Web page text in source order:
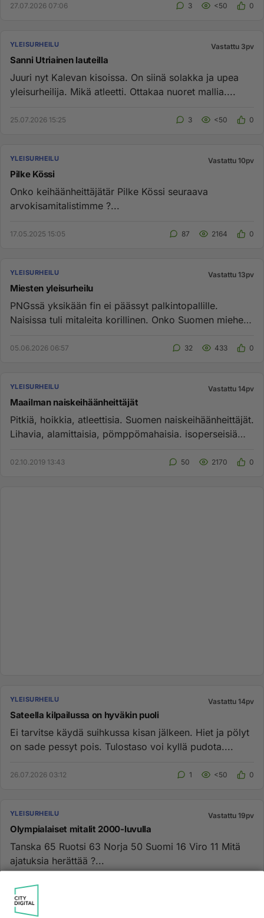
27.07.2026 07:06 3 <50 0
YLEISURHEILU Vastattu 3pv
Sanni Utriainen lauteilla
Juuri nyt Kalevan kisoissa. On siinä solakka ja upea
yleisurheilija. Mikä atleetti. Ottakaa nuoret mallia....
25.07.2026 15:25 3 <50 0
YLEISURHEILU Vastattu 10pv
Pilke Kössi
Onko keihäänheittäjätär Pilke Kössi seuraava
arvokisamitalistimme ?...
17.05.2025 15:05 87 2164 0
YLEISURHEILU Vastattu 13pv
Miesten yleisurheilu
PNGssä yksikään fin ei päässyt palkintopallille.
Naisissa tuli mitaleita korillinen. Onko Suomen miehet
05.06.2026 06:57 32 433 0
YLEISURHEILU Vastattu 14pv
Maailman naiskeihäänheittäjät
Pitkiä, hoikkia, atleettisia. Suomen naiskeihäänheittäjät.
Lihavia, alamittaisia, pömppömahaisia. isoperseisiä
02.10.2019 13:43 50 2170 0
YLEISURHEILU Vastattu 14pv
Sateella kilpailussa on hyväkin puoli
Ei tarvitse käydä suihkussa kisan jälkeen. Hiet ja pölyt
on sade pessyt pois. Tulostaso voi kyllä pudota....
26.07.2026 03:12 1 <50 0
YLEISURHEILU Vastattu 19pv
Olympialaiset mitalit 2000-luvulla
Tanska 65 Ruotsi 63 Norja 50 Suomi 16 Viro 11 Mitä
ajatuksia herättää ?...
30.05.2026 12:49